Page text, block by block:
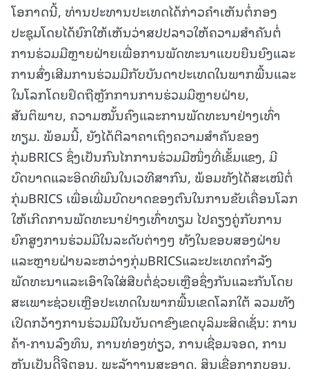
ໂອກາດນີ້, ທ່ານປະທານປະເທດໄດ້ກ່າວຄຳເຫັນຕໍ່ກອງ
ປະຊຸມໂດຍໄດ້ຍົກໃຫ້ເຫັນວ່າສປປລາວໃຫ້ຄວາມສໍາຄັນຕໍ່
ການຮ່ວມມືຫຼາຍຝ່າຍເພື່ອການພັດທະນາແບບຍືນຍົງແລະ
ການສົ່ງເສີມການຮ່ວມມືກັບບັນດາປະເທດໃນພາກພື້ນແລະ
ໃນໂລກໂດຍຢຶດຖືຫຼັກການການຮ່ວມມືຫຼາຍຝ່າຍ,
ສັນຕິພາບ, ຄວາມໝັ້ນຄົງແລະການພັດທະນາຢ່າງເທົ່າ
ທຽມ. ພ້ອມນີ້, ຍັງໄດ້ຕີລາຄາເຖິງຄວາມສຳຄັນຂອງ
ກຸ່ມBRICS ຊຶ່ງເປັນກົນໄກການຮ່ວມມືໜຶ່ງທີ່ເຂັ້ມແຂງ, ມີ
ບົດບາດແລະອິດທິພົນໃນເວທີສາກົນ, ພ້ອມທັງໄດ້ສະເໜີຕໍ່
ກຸ່ມBRICS ເພື່ອເພີ່ມບົດບາດຂອງຕົນໃນການຂັບເຄື່ອນໂລກ
ໃຫ້ເກີດການພັດທະນາຢ່າງເທົ່າທຽມ ໄປຄຽງຄູ່ກັບການ
ຍົກສູງການຮ່ວມມືໃນລະດັບຕ່າງໆ ທັງໃນຂອບສອງຝ່າຍ
ແລະຫຼາຍຝ່າຍລະຫວ່າງກຸ່ມBRICSແລະປະເທດກໍາລັງ
ພັດທະນາແລະເອົາໃຈໃສ່ສືບຕໍ່ຊ່ວຍເຫຼືອຊຶ່ງກັນແລະກັນໂດຍ
ສະເພາະຊ່ວຍເຫຼືອປະເທດໃນພາກພື້ນເຂດໂລກໃຕ້ ລວມທັງ
ເປີດກວ້າງການຮ່ວມມືໃນບັນດາຂົງເຂດບຸລິມະສິດເຊັ່ນ: ການ
ຄ້າ-ການລົງທຶນ, ການທ່ອງທ່ຽວ, ການເຊື່ອມຈອດ, ການ
ຫັນເປັນດີິຈີຕອນ, ພະລັງງານສະອາດ, ສິນເຊື່ອກາກບອນ,